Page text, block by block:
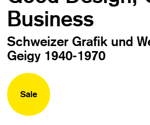
Business
Schweizer Grafik und
Geigy 1940-1970
Sale